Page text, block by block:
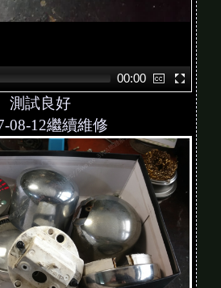
00:00
測試良好
08-12繼續維修